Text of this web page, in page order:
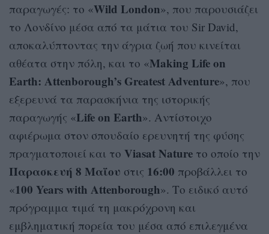
παραγωγές: το «Wild London», που παρουσιάζει
το Λονδίνο μέσα από τα μάτια του Sir David,
αποκαλύπτοντας την άγρια ζωή που κινείται
αθέατα στην πόλη, και το «Making Life on
Earth: Attenborough’s Greatest Adventure», που
εξερευνά τα παρασκήνια της ιστορικής
παραγωγής «Life on Earth». Αντίστοιχο
αφιέρωμα στον σπουδαίο ερευνητή της φύσης
πραγματοποιεί και το Viasat Nature το οποίο την
Παρασκευή 8 Μαΐου στις 16:00 προβάλλει το
«100 Years with Attenborough». Το ειδικό αυτό
πρόγραμμα τιμά τη μακρόχρονη και
εμβληματική πορεία του μέσα από επιλεγμένα